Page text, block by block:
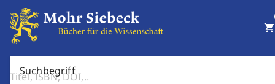
Suchbegriff
shopping_cart